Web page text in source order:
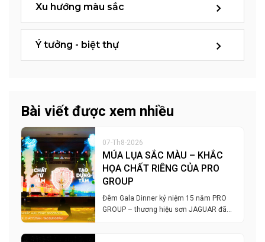
Xu hướng màu sắc
Ý tưởng - biệt thự
Bài viết được xem nhiều
07-Th8-2026
MÚA LỤA SẮC MÀU – KHẮC
HỌA CHẤT RIÊNG CỦA PRO
GROUP
Đêm Gala Dinner kỷ niệm 15 năm PRO
GROUP – thương hiệu sơn JAGUAR đã…